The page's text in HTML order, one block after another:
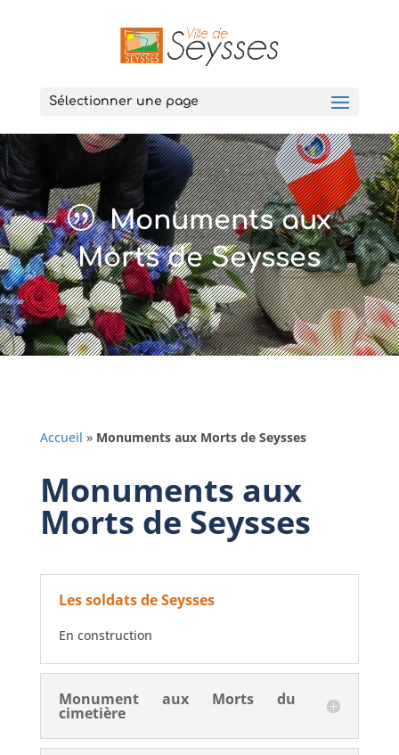
Sélectionner une page
Monuments aux
Morts de Seysses
Accueil » Monuments aux Morts de Seysses
Monuments aux
Morts de Seysses
Les soldats de Seysses
En construction
Monument aux Morts du
cimetière